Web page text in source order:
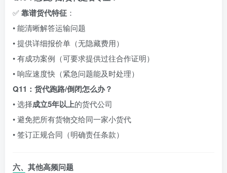
✅靠谱货代特征 ：
• 能清晰解答运输问题
• 提供详细报价单（无隐藏费用）
• 有成功案例（可要求提供过往合作证明）
• 响应速度快（紧急问题能及时处理）
Q11：货代跑路/倒闭怎么办？
• 选择成立5年以上的货代公司
• 避免把所有货物交给同一家小货代
• 签订正规合同（明确责任条款）
六、其他高频问题